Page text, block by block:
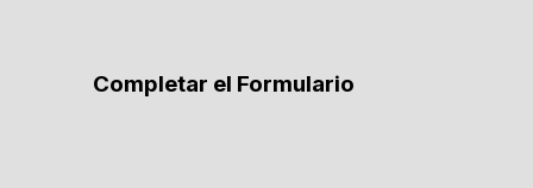
Completar el Formulario